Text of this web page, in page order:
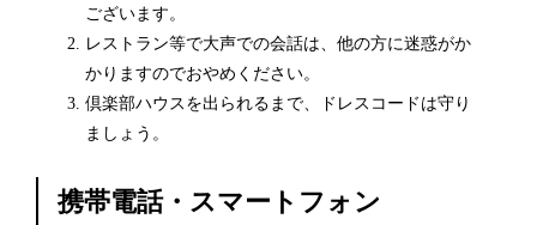
ございます。
レストラン等で大声での会話は、他の方に迷惑がか
かりますのでおやめください。
倶楽部ハウスを出られるまで、ドレスコードは守り
ましょう。
携帯電話・スマートフォン